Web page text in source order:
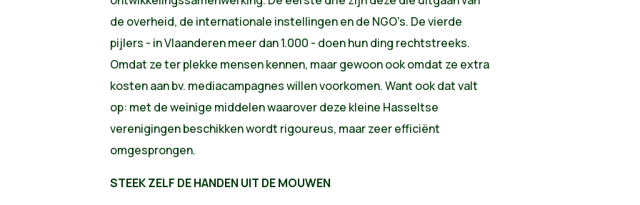
de overheid, de internationale instellingen en de NGO's. De vierde
pijlers - in Vlaanderen meer dan 1.000 - doen hun ding rechtstreeks.
Omdat ze ter plekke mensen kennen, maar gewoon ook omdat ze extra
kosten aan bv. mediacampagnes willen voorkomen. Want ook dat valt
op: met de weinige middelen waarover deze kleine Hasseltse
verenigingen beschikken wordt rigoureus, maar zeer efficiënt
omgesprongen.
STEEK ZELF DE HANDEN UIT DE MOUWEN